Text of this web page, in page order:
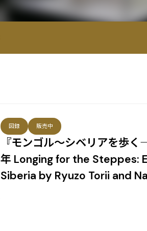
『モンゴル～シベリアを歩
年 Longing for the Steppes:
Siberia by Ryuzo Torii and
図録 販売中